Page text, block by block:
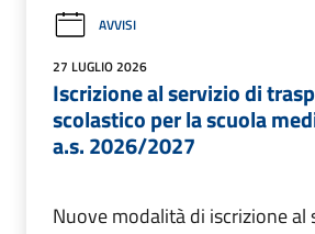
AVVISI
27 LUGLIO 2026
Iscrizione al servizio di
scolastico per la scuola
a.s. 2026/2027
Nuove modalità di iscrizione al